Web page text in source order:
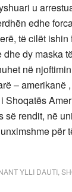
u
edhe
të cilët
dy maska
në
– amerikanë
rendit, në
për
YLLI DAUTI